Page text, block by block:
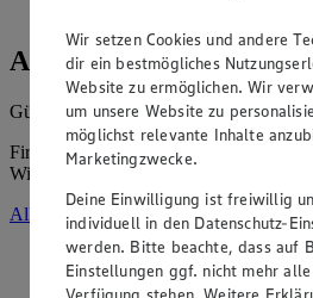
Angebote der Woche
Gültig vom03.08.2026bis zum
Firma: EDEKA-Markt Minden-
Wittelsbacherallee 61, 32427 Minden
Alle Angebote ansehen
Angebot:Grünländer
Wir setzen Cookies und andere
dir ein bestmögliches
Website zu ermöglichen. Wir
um unsere Website zu
möglichst relevante Inhalte
Marketingzwecke.
Deine Einwilligung ist freiwillig
individuell in den Datenschutz-
werden. Bitte beachte, dass auf
Einstellungen ggf. nicht mehr